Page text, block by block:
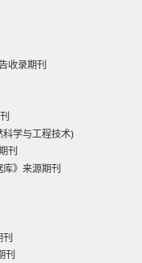
收录期刊
学与工程技术)
刊
库》来源期刊
刊
刊